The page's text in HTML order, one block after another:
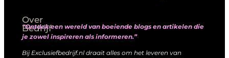
Over
Bedrijf
“Ontdek een wereld van boeiende blogs en artikelen die
je zowel inspireren als informeren.”
Bij Exclusiefbedrijf.nl draait alles om het leveren van